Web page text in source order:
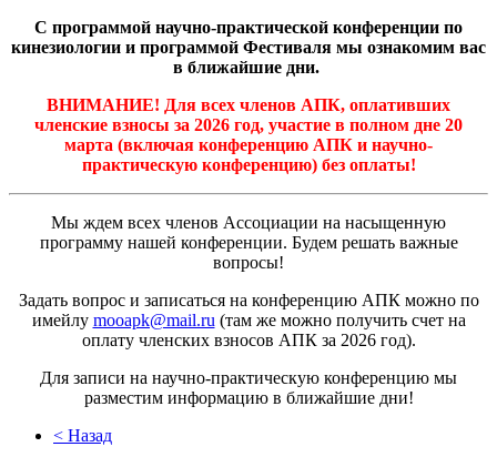
С программой научно-практической конференции по
кинезиологии и программой Фестиваля мы ознакомим вас
в ближайшие дни.
ВНИМАНИЕ! Для всех членов АПК, оплативших
членские взносы за 2026 год, участие в полном дне 20
марта (включая конференцию АПК и научно-
практическую конференцию) без оплаты!
Мы ждем всех членов Ассоциации на насыщенную
программу нашей конференции. Будем решать важные
вопросы!
Задать вопрос и записаться на конференцию АПК можно по
имейлу mooapk@mail.ru (там же можно получить счет на
оплату членских взносов АПК за 2026 год).
Для записи на научно-практическую конференцию мы
разместим информацию в ближайшие дни!
< Назад